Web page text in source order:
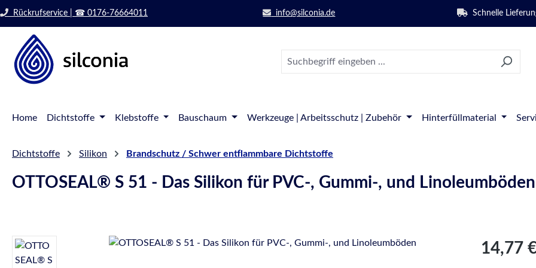
Hauptinhalt springen
Zur Suche springen
Zur Hauptnavigation springen
Rückrufservice | ☎ 0176-76664011 info@silconia.de Schnelle
Home Dichtstoffe Klebstoffe Bauschaum Werkzeuge | Arbeitsschutz | Zubehör Hinterfüllmaterial
Dichtstoffe Silikon Brandschutz / Schwer entflammbare Dichtstoffe
OTTOSEAL® S 51 - Das Silikon für PVC-, Gummi-, und Linoleumböden
Bildergalerie überspringen Regulärer
14,77